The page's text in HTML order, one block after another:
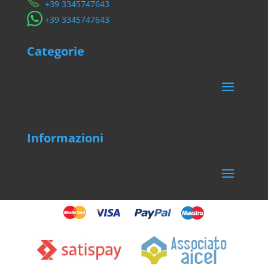
​+39 3345747643
​+39 3345747643
Categorie
Informazioni